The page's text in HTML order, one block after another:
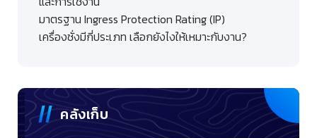
มาตรฐาน Ingress Protection Rating (IP)
เครื่องชั่งมีกี่ประเภท เลือกยังไงให้เหมาะกับงาน?
คลังเก็บ